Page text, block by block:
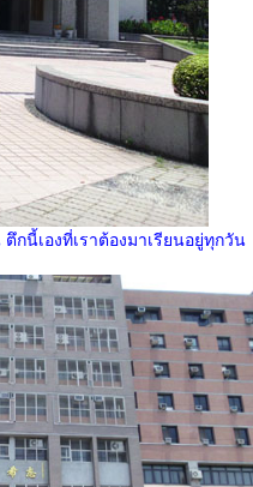
กนี้เองที่เราต้องมาเรียนอยู่ทุกวัน